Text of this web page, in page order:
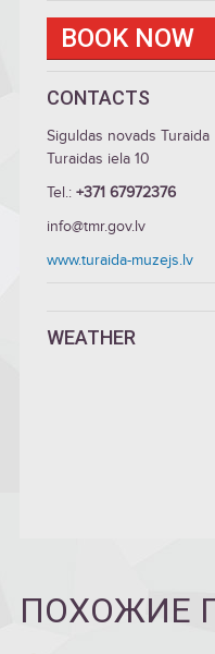
BOOK NOW
CONTACTS
Siguldas novads Turaida
Turaidas iela 10
Tel.: +371 67972376
info@tmr.gov.lv
www.turaida-muzejs.lv
WEATHER
ПОХОЖИЕ